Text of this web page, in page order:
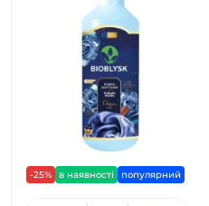
-25% в наявності популярний